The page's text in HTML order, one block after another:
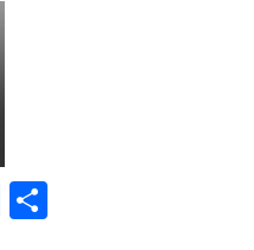
Bl